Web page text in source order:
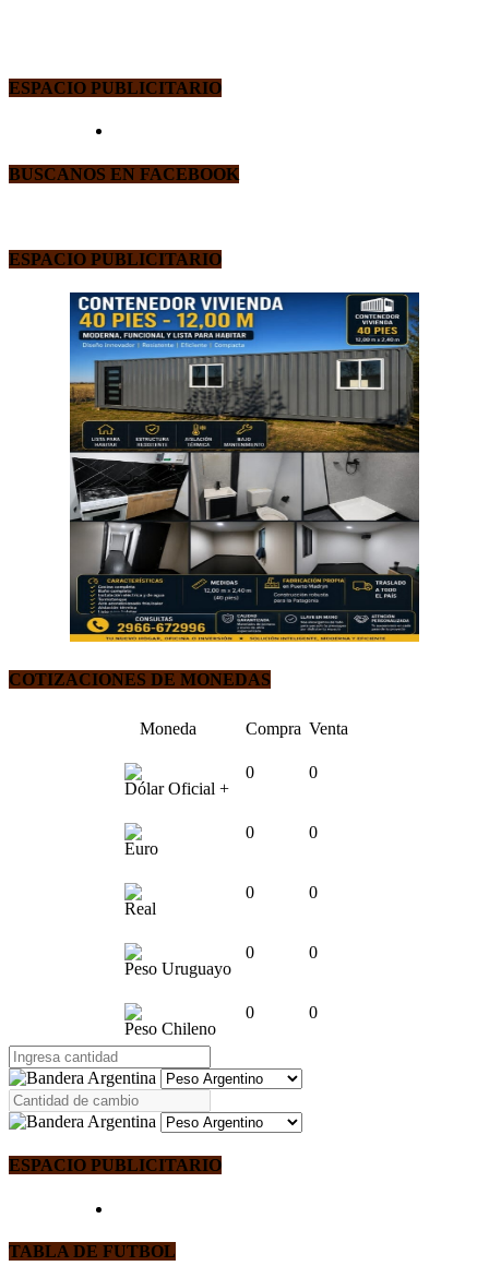
ESPACIO PUBLICITARIO
BUSCANOS EN FACEBOOK
ESPACIO PUBLICITARIO
COTIZACIONES DE MONEDAS
Moneda Compra Venta
Dólar Oficial +
0 0
Euro
0 0
Real
0 0
Peso Uruguayo
0 0
Peso Chileno
0 0
ESPACIO PUBLICITARIO
TABLA DE FUTBOL